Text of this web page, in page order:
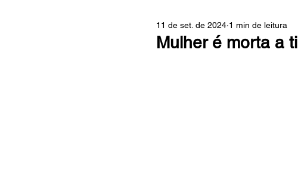
Mulher é morta a
11 de set. de 2024 1 min de leitura